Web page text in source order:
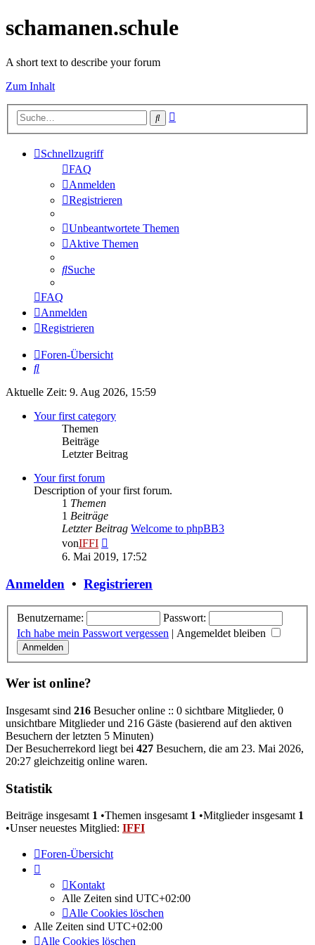
schamanen.schule
A short text to describe your forum
Zum Inhalt
Suche
Schnellzugriff
FAQ
Anmelden
Registrieren
Unbeantwortete Themen
Aktive Themen
Suche
FAQ
Anmelden
Registrieren
Foren-Übersicht
Suche
Aktuelle Zeit: 9. Aug 2026, 15:59
Your first category
Themen
Beiträge
Letzter Beitrag
Your first forum
Description of your first forum.
1 Themen
1 Beiträge
Letzter Beitrag Welcome to phpBB3
vonIFFI
Beitrag
6. Mai 2019, 17:52
Anmelden • Registrieren
Benutzername:
Passwort:
Ich habe mein Passwort vergessen | Angemeldet bleiben
Wer ist online?
Insgesamt sind 216 Besucher online :: 0 sichtbare Mitglieder, 0
unsichtbare Mitglieder und 216 Gäste (basierend auf den aktiven
Besuchern der letzten 5 Minuten)
Der Besucherrekord liegt bei 427 Besuchern, die am 23. Mai 2026,
20:27 gleichzeitig online waren.
Statistik
Beiträge insgesamt 1 •Themen insgesamt 1 •Mitglieder insgesamt 1
•Unser neuestes Mitglied: IFFI
Foren-Übersicht
Kontakt
Alle Zeiten sind UTC+02:00
Alle Cookies löschen
Alle Zeiten sind UTC+02:00
Alle Cookies löschen